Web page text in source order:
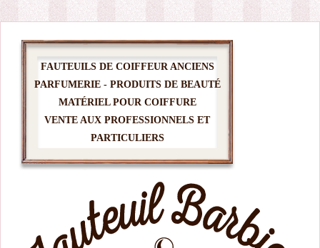
FAUTEUILS DE COIFFEUR ANCIENS
PARFUMERIE - PRODUITS DE BEAUTÉ
MATÉRIEL POUR COIFFURE
VENTE AUX PROFESSIONNELS ET
PARTICULIERS